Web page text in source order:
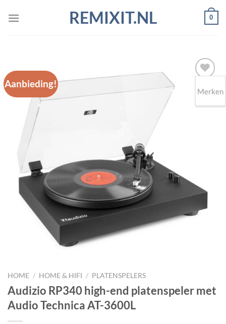
naar
REMIXIT.NL 0
Aanbieding!
Toevoegen
HOME / HOME & HIFI / PLATENSPELERS
Audizio RP340 high-end platenspeler met
Audio Technica AT-3600L
Merken